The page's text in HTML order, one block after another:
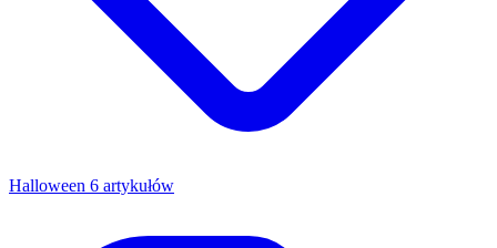
Halloween 6 artykułów